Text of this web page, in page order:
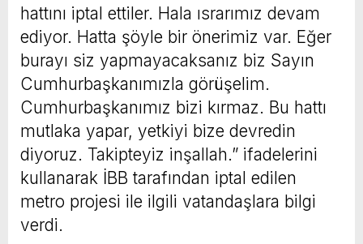
hattını iptal ettiler. Hala ısrarımız devam
ediyor. Hatta şöyle bir önerimiz var. Eğer
burayı siz yapmayacaksanız biz Sayın
Cumhurbaşkanımızla görüşelim.
Cumhurbaşkanımız bizi kırmaz. Bu hattı
mutlaka yapar, yetkiyi bize devredin
diyoruz. Takipteyiz inşallah.” ifadelerini
kullanarak İBB tarafından iptal edilen
metro projesi ile ilgili vatandaşlara bilgi
verdi.